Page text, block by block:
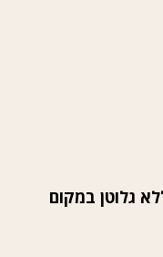
גלוטן במקום